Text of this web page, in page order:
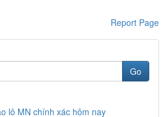
Report Page
Go
lô MN chính xác hôm nay